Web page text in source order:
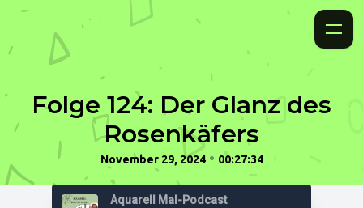
Folge 124: Der Glanz des
Rosenkäfers
November 29, 2024 • 00:27:34
Aquarell Mal-Podcast